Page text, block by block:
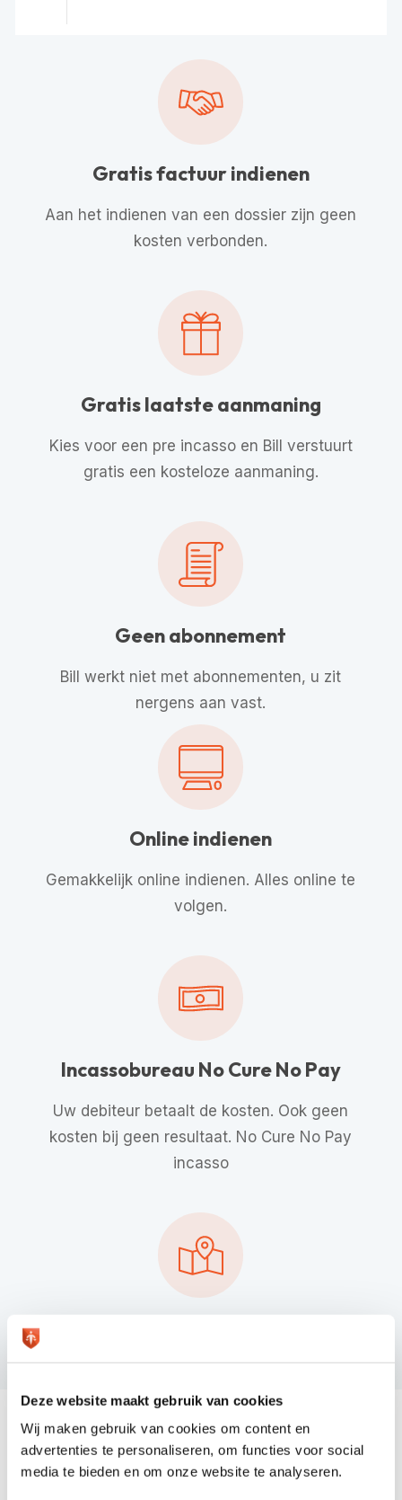
Deze website maakt gebruik van cookies
Wij maken gebruik van cookies om content en
advertenties te personaliseren, om functies voor social
media te bieden en om onze website te analyseren.
Gratis factuur indienen
Aan het indienen van een dossier zijn geen
kosten verbonden.
Gratis laatste aanmaning
Kies voor een pre incasso en Bill verstuurt
gratis een kosteloze aanmaning.
Geen abonnement
Bill werkt niet met abonnementen, u zit
nergens aan vast.
Online indienen
Gemakkelijk online indienen. Alles online te
volgen.
Incassobureau No Cure No Pay
Uw debiteur betaalt de kosten. Ook geen
kosten bij geen resultaat. No Cure No Pay
incasso
Het maakt niet uit waar u of uw debiteur zit.
Minnelijk incassotraject: een
persoonlijke en effectieve